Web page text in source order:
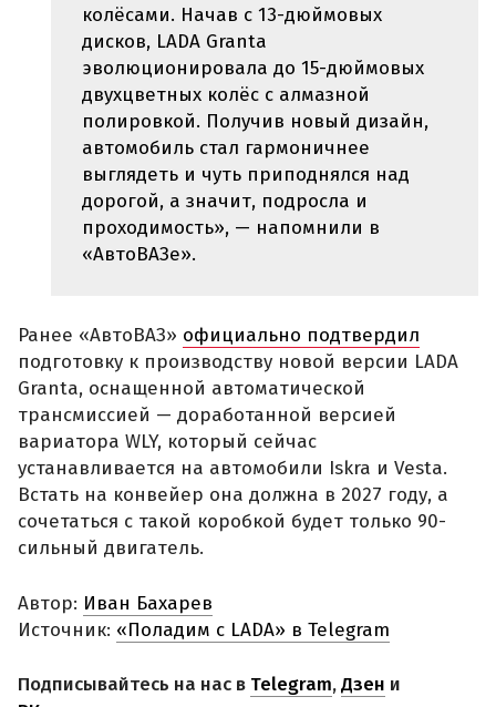
колёсами. Начав с 13-дюймовых
дисков, LADA Granta
эволюционировала до 15-дюймовых
двухцветных колёс с алмазной
полировкой. Получив новый дизайн,
автомобиль стал гармоничнее
выглядеть и чуть приподнялся над
дорогой, а значит, подросла и
проходимость», — напомнили в
«АвтоВАЗе».
Ранее «АвтоВАЗ» официально подтвердил
подготовку к производству новой версии LADA
Granta, оснащенной автоматической
трансмиссией — доработанной версией
вариатора WLY, который сейчас
устанавливается на автомобили Iskra и Vesta.
Встать на конвейер она должна в 2027 году, а
сочетаться с такой коробкой будет только 90-
сильный двигатель.
Автор: Иван Бахарев
Источник: «Поладим с LADA» в Telegram
Подписывайтесь на нас в Telegram,Дзен и